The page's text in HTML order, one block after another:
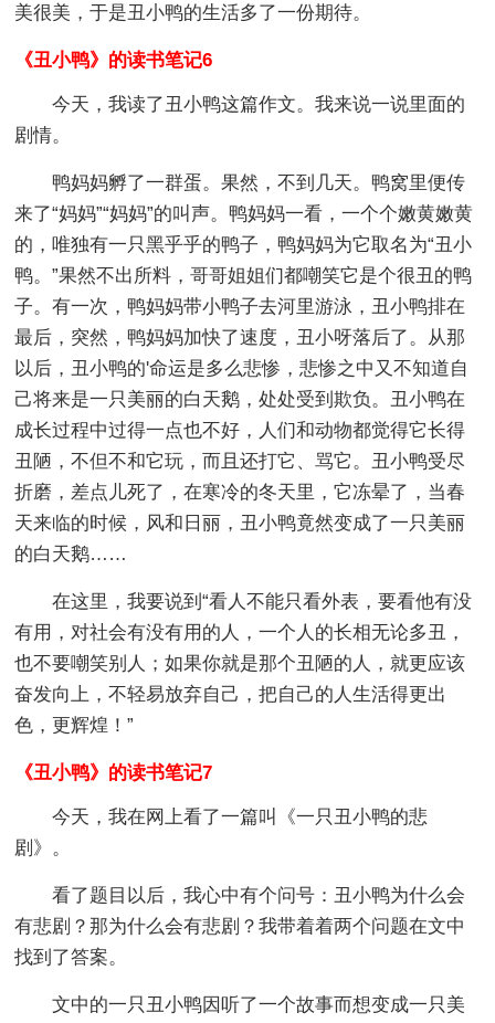
美很美，于是丑小鸭的生活多了一份期待。
《丑小鸭》的读书笔记6
今天，我读了丑小鸭这篇作文。我来说一说里面的
剧情。
鸭妈妈孵了一群蛋。果然，不到几天。鸭窝里便传
来了“妈妈”“妈妈”的叫声。鸭妈妈一看，一个个嫩黄嫩黄
的，唯独有一只黑乎乎的鸭子，鸭妈妈为它取名为“丑小
鸭。”果然不出所料，哥哥姐姐们都嘲笑它是个很丑的鸭
子。有一次，鸭妈妈带小鸭子去河里游泳，丑小鸭排在
最后，突然，鸭妈妈加快了速度，丑小呀落后了。从那
以后，丑小鸭的'命运是多么悲惨，悲惨之中又不知道自
己将来是一只美丽的白天鹅，处处受到欺负。丑小鸭在
成长过程中过得一点也不好，人们和动物都觉得它长得
丑陋，不但不和它玩，而且还打它、骂它。丑小鸭受尽
折磨，差点儿死了，在寒冷的冬天里，它冻晕了，当春
天来临的时候，风和日丽，丑小鸭竟然变成了一只美丽
的白天鹅……
在这里，我要说到“看人不能只看外表，要看他有没
有用，对社会有没有用的人，一个人的长相无论多丑，
也不要嘲笑别人；如果你就是那个丑陋的人，就更应该
奋发向上，不轻易放弃自己，把自己的人生活得更出
色，更辉煌！”
《丑小鸭》的读书笔记7
今天，我在网上看了一篇叫《一只丑小鸭的悲
剧》。
看了题目以后，我心中有个问号：丑小鸭为什么会
有悲剧？那为什么会有悲剧？我带着着两个问题在文中
找到了答案。
文中的一只丑小鸭因听了一个故事而想变成一只美